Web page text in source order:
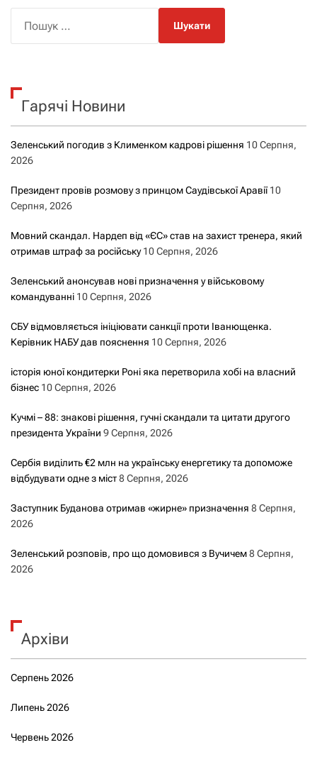
к
Гарячі Новини
Зеленський погодив з Клименком кадрові рішення 10 Серпня,
2026
Президент провів розмову з принцом Саудівської Аравії 10
Серпня, 2026
Мовний скандал. Нардеп від «ЄС» став на захист тренера, який
отримав штраф за російську 10 Серпня, 2026
Зеленський анонсував нові призначення у військовому
командуванні 10 Серпня, 2026
СБУ відмовляється ініціювати санкції проти Іванющенка.
Керівник НАБУ дав пояснення 10 Серпня, 2026
історія юної кондитерки Роні яка перетворила хобі на власний
бізнес 10 Серпня, 2026
Кучмі – 88: знакові рішення, гучні скандали та цитати другого
президента України 9 Серпня, 2026
Сербія виділить €2 млн на українську енергетику та допоможе
відбудувати одне з міст8 Серпня, 2026
Заступник Буданова отримав «жирне» призначення 8 Серпня,
2026
Зеленський розповів, про що домовився з Вучичем8 Серпня,
2026
Архіви
Серпень 2026
Липень 2026
Червень 2026